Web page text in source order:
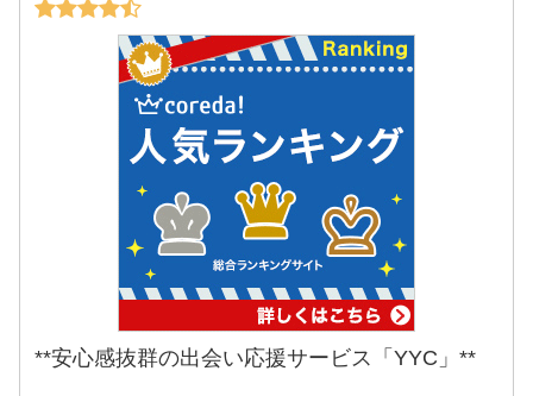
**安心感抜群の出会い応援サービス「YYC」**